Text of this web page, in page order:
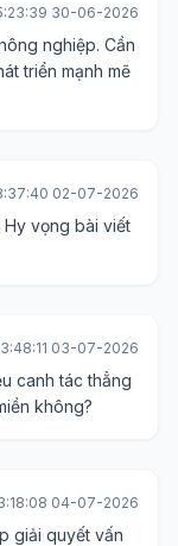
30-06-2026
nghiệp. Cần
triển mạnh mẽ
02-07-2026
Hy vọng bài viết
03-07-2026
canh tác thẳng
không?
04-07-2026
giải quyết vấn